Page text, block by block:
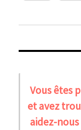
Vous êtes
et avez
aidez-